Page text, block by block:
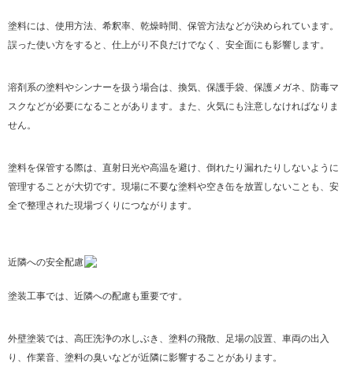
塗料には、使用方法、希釈率、乾燥時間、保管方法などが決められています。
誤った使い方をすると、仕上がり不良だけでなく、安全面にも影響します。
溶剤系の塗料やシンナーを扱う場合は、換気、保護手袋、保護メガネ、防毒マ
スクなどが必要になることがあります。また、火気にも注意しなければなりま
せん。
塗料を保管する際は、直射日光や高温を避け、倒れたり漏れたりしないように
管理することが大切です。現場に不要な塗料や空き缶を放置しないことも、安
全で整理された現場づくりにつながります。
近隣への安全配慮
塗装工事では、近隣への配慮も重要です。
外壁塗装では、高圧洗浄の水しぶき、塗料の飛散、足場の設置、車両の出入
り、作業音、塗料の臭いなどが近隣に影響することがあります。